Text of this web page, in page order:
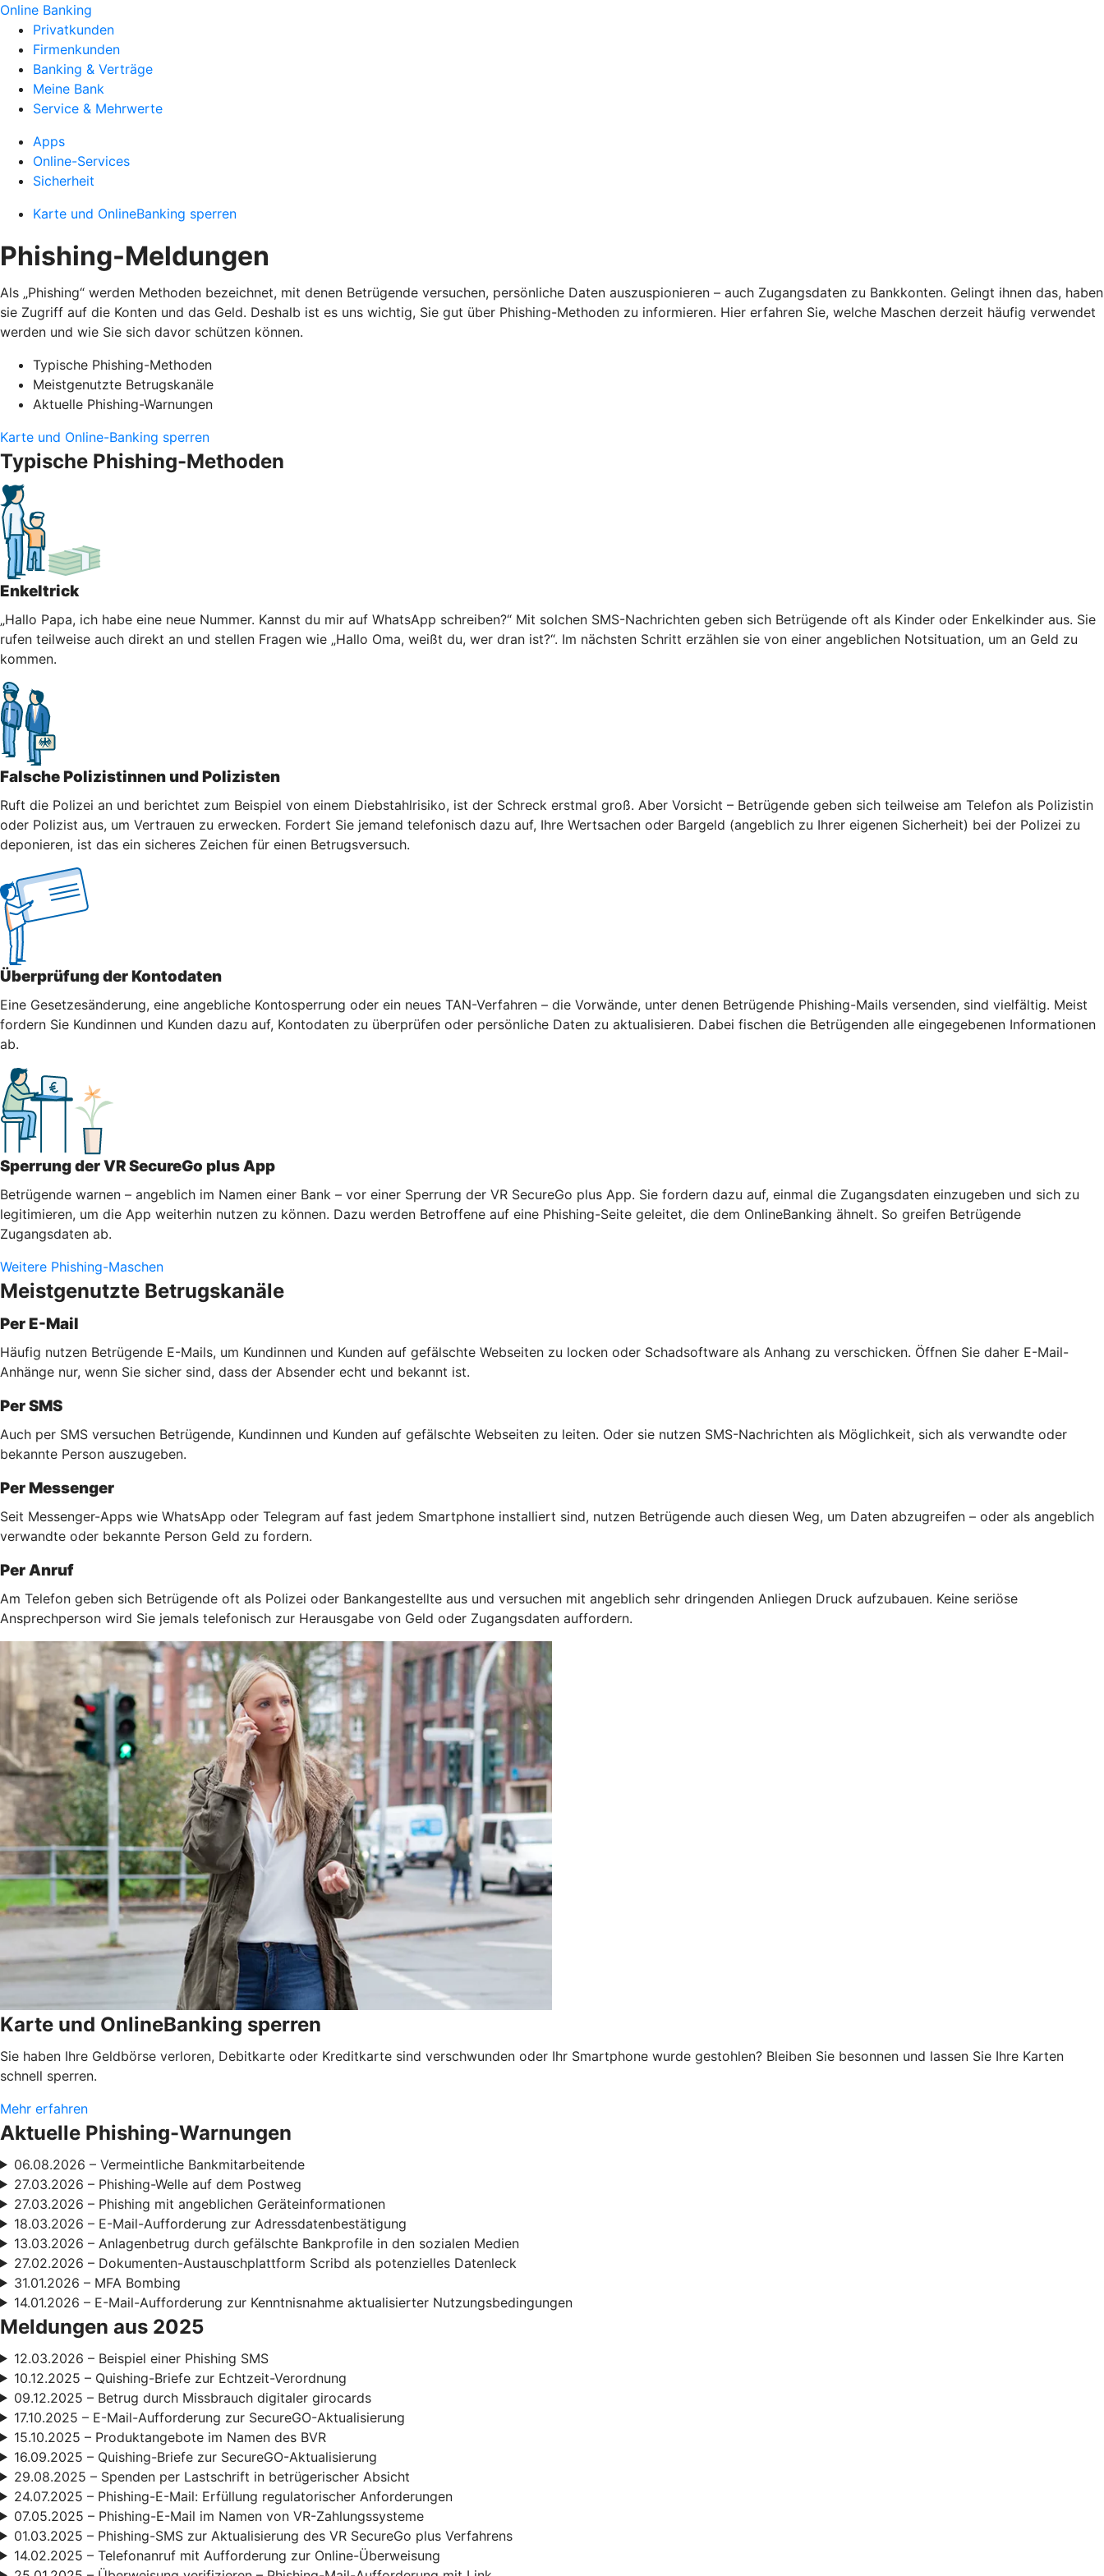
Online Banking
Privatkunden
Firmenkunden
Banking & Verträge
Meine Bank
Service & Mehrwerte
Apps
Online-Services
Sicherheit
Karte und OnlineBanking sperren
Phishing-Meldungen
Als „Phishing“ werden Methoden bezeichnet, mit denen Betrügende versuchen, persönliche Daten auszuspionieren – auch Zugangsdaten zu Bankkonten. Gelingt ihnen das, haben
sie Zugriff auf die Konten und das Geld. Deshalb ist es uns wichtig, Sie gut über Phishing-Methoden zu informieren. Hier erfahren Sie, welche Maschen derzeit häufig verwendet
werden und wie Sie sich davor schützen können.
Typische Phishing-Methoden
Meistgenutzte Betrugskanäle
Aktuelle Phishing-Warnungen
Karte und Online-Banking sperren
Typische Phishing-Methoden
Enkeltrick
„Hallo Papa, ich habe eine neue Nummer. Kannst du mir auf WhatsApp schreiben?“ Mit solchen SMS-Nachrichten geben sich Betrügende oft als Kinder oder Enkelkinder aus. Sie
rufen teilweise auch direkt an und stellen Fragen wie „Hallo Oma, weißt du, wer dran ist?“. Im nächsten Schritt erzählen sie von einer angeblichen Notsituation, um an Geld zu
kommen.
Falsche Polizistinnen und Polizisten
Ruft die Polizei an und berichtet zum Beispiel von einem Diebstahlrisiko, ist der Schreck erstmal groß. Aber Vorsicht – Betrügende geben sich teilweise am Telefon als Polizistin
oder Polizist aus, um Vertrauen zu erwecken. Fordert Sie jemand telefonisch dazu auf, Ihre Wertsachen oder Bargeld (angeblich zu Ihrer eigenen Sicherheit) bei der Polizei zu
deponieren, ist das ein sicheres Zeichen für einen Betrugsversuch.
Überprüfung der Kontodaten
Eine Gesetzesänderung, eine angebliche Kontosperrung oder ein neues TAN-Verfahren – die Vorwände, unter denen Betrügende Phishing-Mails versenden, sind vielfältig. Meist
fordern Sie Kundinnen und Kunden dazu auf, Kontodaten zu überprüfen oder persönliche Daten zu aktualisieren. Dabei fischen die Betrügenden alle eingegebenen Informationen
ab.
Sperrung der VR SecureGo plus App
Betrügende warnen – angeblich im Namen einer Bank – vor einer Sperrung der VR SecureGo plus App. Sie fordern dazu auf, einmal die Zugangsdaten einzugeben und sich zu
legitimieren, um die App weiterhin nutzen zu können. Dazu werden Betroffene auf eine Phishing-Seite geleitet, die dem OnlineBanking ähnelt. So greifen Betrügende
Zugangsdaten ab.
Weitere Phishing-Maschen
Meistgenutzte Betrugskanäle
Per E-Mail
Häufig nutzen Betrügende E-Mails, um Kundinnen und Kunden auf gefälschte Webseiten zu locken oder Schadsoftware als Anhang zu verschicken. Öffnen Sie daher E-Mail-
Anhänge nur, wenn Sie sicher sind, dass der Absender echt und bekannt ist.
Per SMS
Auch per SMS versuchen Betrügende, Kundinnen und Kunden auf gefälschte Webseiten zu leiten. Oder sie nutzen SMS-Nachrichten als Möglichkeit, sich als verwandte oder
bekannte Person auszugeben.
Per Messenger
Seit Messenger-Apps wie WhatsApp oder Telegram auf fast jedem Smartphone installiert sind, nutzen Betrügende auch diesen Weg, um Daten abzugreifen – oder als angeblich
verwandte oder bekannte Person Geld zu fordern.
Per Anruf
Am Telefon geben sich Betrügende oft als Polizei oder Bankangestellte aus und versuchen mit angeblich sehr dringenden Anliegen Druck aufzubauen. Keine seriöse
Ansprechperson wird Sie jemals telefonisch zur Herausgabe von Geld oder Zugangsdaten auffordern.
Karte und OnlineBanking sperren
Sie haben Ihre Geldbörse verloren, Debitkarte oder Kreditkarte sind verschwunden oder Ihr Smartphone wurde gestohlen? Bleiben Sie besonnen und lassen Sie Ihre Karten
schnell sperren.
Mehr erfahren
Aktuelle Phishing-Warnungen
06.08.2026 – Vermeintliche Bankmitarbeitende
27.03.2026 – Phishing-Welle auf dem Postweg
27.03.2026 – Phishing mit angeblichen Geräteinformationen
18.03.2026 – E-Mail-Aufforderung zur Adressdatenbestätigung
13.03.2026 – Anlagenbetrug durch gefälschte Bankprofile in den sozialen Medien
27.02.2026 – Dokumenten-Austauschplattform Scribd als potenzielles Datenleck
31.01.2026 – MFA Bombing
14.01.2026 – E-Mail-Aufforderung zur Kenntnisnahme aktualisierter Nutzungsbedingungen
Meldungen aus 2025
12.03.2026 – Beispiel einer Phishing SMS
10.12.2025 – Quishing-Briefe zur Echtzeit-Verordnung
09.12.2025 – Betrug durch Missbrauch digitaler girocards
17.10.2025 – E-Mail-Aufforderung zur SecureGO-Aktualisierung
15.10.2025 – Produktangebote im Namen des BVR
16.09.2025 – Quishing-Briefe zur SecureGO-Aktualisierung
29.08.2025 – Spenden per Lastschrift in betrügerischer Absicht
24.07.2025 – Phishing-E-Mail: Erfüllung regulatorischer Anforderungen
07.05.2025 – Phishing-E-Mail im Namen von VR-Zahlungssysteme
01.03.2025 – Phishing-SMS zur Aktualisierung des VR SecureGo plus Verfahrens
14.02.2025 – Telefonanruf mit Aufforderung zur Online-Überweisung